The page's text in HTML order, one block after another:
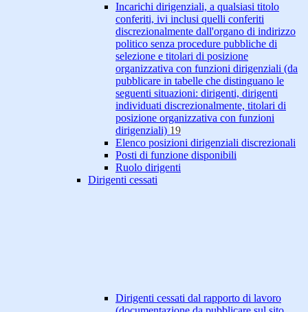
Incarichi dirigenziali, a qualsiasi titolo
conferiti, ivi inclusi quelli conferiti
discrezionalmente dall'organo di indirizzo
politico senza procedure pubbliche di
selezione e titolari di posizione
organizzativa con funzioni dirigenziali (da
pubblicare in tabelle che distinguano le
seguenti situazioni: dirigenti, dirigenti
individuati discrezionalmente, titolari di
posizione organizzativa con funzioni
dirigenziali) 19
Elenco posizioni dirigenziali discrezionali
Posti di funzione disponibili
Ruolo dirigenti
Dirigenti cessati
Dirigenti cessati dal rapporto di lavoro